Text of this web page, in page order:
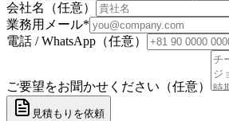
会社名（任意）
業務用メール*
電話 / WhatsApp（任意）
ご要望をお聞かせください（任意）
見積もりを依頼